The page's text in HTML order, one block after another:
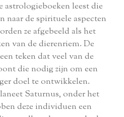
astrologieboeken leest die
naar de spirituele aspecten
ze afgebeeld als het
van de dierenriem. De
teken dat veel van de
die nodig zijn om een
doel te ontwikkelen.
Saturnus, onder het
deze individuen een